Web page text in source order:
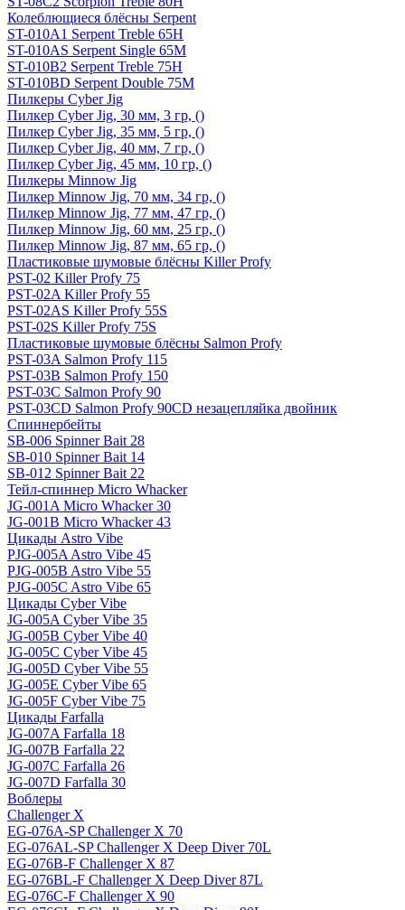
Колеблющиеся блёсны Serpent
ST-010A1 Serpent Treble 65H
ST-010AS Serpent Single 65M
ST-010B2 Serpent Treble 75H
ST-010BD Serpent Double 75M
Пилкеры Cyber Jig
Пилкер Cyber Jig, 30 мм, 3 гр, ()
Пилкер Cyber Jig, 35 мм, 5 гр, ()
Пилкер Cyber Jig, 40 мм, 7 гр, ()
Пилкер Cyber Jig, 45 мм, 10 гр, ()
Пилкеры Minnow Jig
Пилкер Minnow Jig, 70 мм, 34 гр, ()
Пилкер Minnow Jig, 77 мм, 47 гр, ()
Пилкер Minnow Jig, 60 мм, 25 гр, ()
Пилкер Minnow Jig, 87 мм, 65 гр, ()
Пластиковые шумовые блёсны Killer Profy
PST-02 Killer Profy 75
PST-02A Killer Profy 55
PST-02AS Killer Profy 55S
PST-02S Killer Profy 75S
Пластиковые шумовые блёсны Salmon Profy
PST-03A Salmon Profy 115
PST-03B Salmon Profy 150
PST-03C Salmon Profy 90
PST-03CD Salmon Profy 90CD незацепляйка двойник
Спиннербейты
SB-006 Spinner Bait 28
SB-010 Spinner Bait 14
SB-012 Spinner Bait 22
Тейл-спиннер Micro Whacker
JG-001A Micro Whacker 30
JG-001B Micro Whacker 43
Цикады Astro Vibe
PJG-005A Astro Vibe 45
PJG-005B Astro Vibe 55
PJG-005C Astro Vibe 65
Цикады Cyber Vibe
JG-005A Cyber Vibe 35
JG-005B Cyber Vibe 40
JG-005C Cyber Vibe 45
JG-005D Cyber Vibe 55
JG-005E Cyber Vibe 65
JG-005F Cyber Vibe 75
Цикады Farfalla
JG-007A Farfalla 18
JG-007B Farfalla 22
JG-007C Farfalla 26
JG-007D Farfalla 30
Воблеры
Challenger X
EG-076A-SP Challenger X 70
EG-076AL-SP Challenger X Deep Diver 70L
EG-076B-F Challenger X 87
EG-076BL-F Challenger X Deep Diver 87L
EG-076C-F Challenger X 90